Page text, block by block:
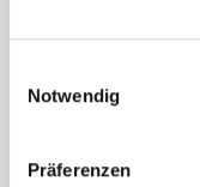
Notwendig
Präferenzen
Sie möchten
unterstütze Sie